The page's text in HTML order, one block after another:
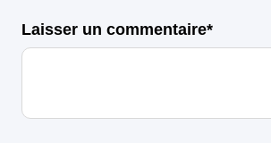
Laisser un commentaire*